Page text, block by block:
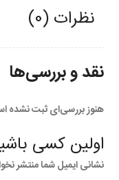
نظرات (0)
نقد و بررسی‌ها
هنوز بررسی‌ای ثبت نشده
اولین کسی
نشانی ایمیل شما منتشر